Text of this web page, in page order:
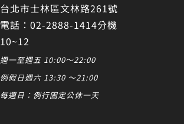
台北市士林區文林路261號
電話：02-2888-1414分機
10~12
週一至週五 10:00～22:00
例假日週六 13:30 ～21:00
每週日：例行固定公休一天